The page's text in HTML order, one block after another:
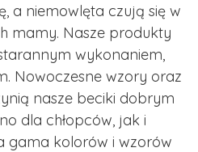
a niemowlęta czują się w
mamy. Nasze produkty
wykonaniem,
Nowoczesne wzory oraz
nasze beciki dobrym
dla chłopców, jak i
gama kolorów i wzorów